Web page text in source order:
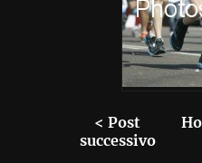
< Post
successivo